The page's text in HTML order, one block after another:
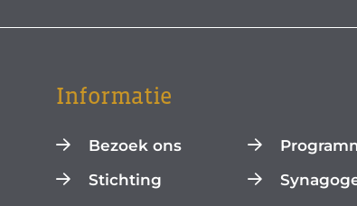
Informatie
Bezoek ons
Stichting